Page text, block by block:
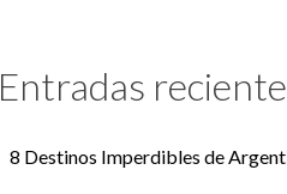
Entradas
8 Destinos Imperdibles de